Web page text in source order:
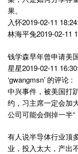
果。
入怀2019-02-11
林海平兔2019-02-11
钱学森早年曾申请美
星星2019-02-11
‘gwangmsn’ 的评论 :
中兴事件，被美国打
约，习主席一定会加
公司可能会倒掉一半“
有人说半导体行业顶
业，投入太大，产出